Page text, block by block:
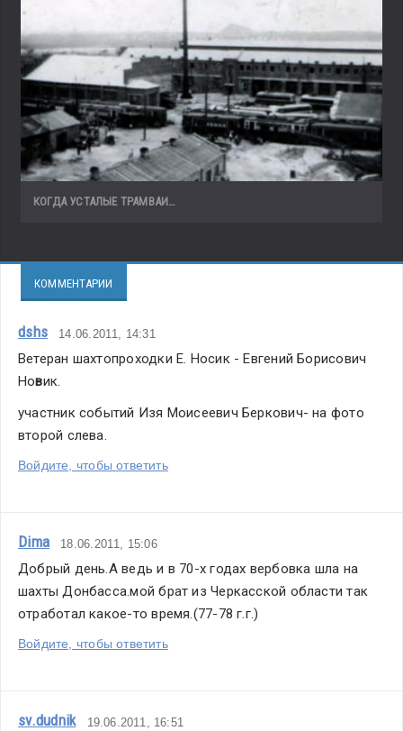
КОГДА УСТАЛЫЕ ТРАМВАИ…
КОММЕНТАРИИ
dshs 14.06.2011, 14:31
Ветеран шахтопроходки Е. Носик - Евгений Борисович
Новик.
участник событий Изя Моисеевич Беркович- на фото
второй слева.
Войдите, чтобы ответить
Dima 18.06.2011, 15:06
Добрый день.А ведь и в 70-х годах вербовка шла на
шахты Донбасса.мой брат из Черкасской области так
отработал какое-то время.(77-78 г.г.)
Войдите, чтобы ответить
sv.dudnik 19.06.2011, 16:51